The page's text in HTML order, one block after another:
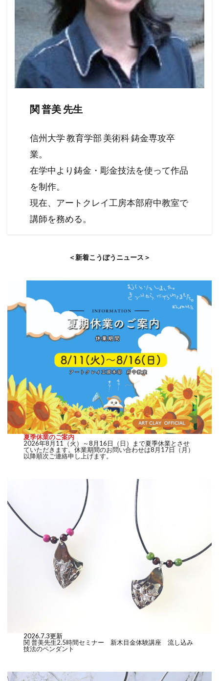
関 普美 先生
信州大学 教育学部 美術科 鋳金専攻卒
業。
在学中より鋳金・彫金技法を使って作品
を制作。
現在、アートクレイ工房本部府中教室で
講師を務める。
＜新着こうぼうニュース＞
夏季休業のご案内
2026年8月11（火）～8月16日（日）まで夏季休業とさせ
ていただきます。休業期間のお問い合わせは8月17日（月）
以降順次ご連絡申し上げます。
2026.7.3更新
関 普美先生2.5時間セミナー 新木目金体験講座 流し込み
技法のペンダント